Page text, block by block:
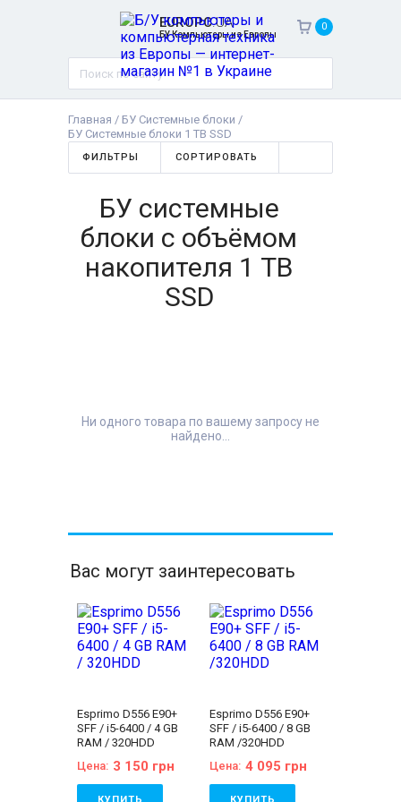
EUROPC.UA
БУ Компьютеры из Европы
0
Главная / БУ Системные блоки /
БУ Системные блоки 1 TB SSD
ФИЛЬТРЫ СОРТИРОВАТЬ
БУ системные
блоки с объёмом
накопителя 1 TB
SSD
Ни одного товара по вашему запросу не
найдено...
Вас могут заинтересовать
Esprimo D556 E90+
SFF / i5-6400 / 4 GB
RAM / 320HDD
Цена: 3 150 грн
Esprimo D556 E90+
SFF / i5-6400 / 8 GB
RAM /320HDD
Цена: 4 095 грн